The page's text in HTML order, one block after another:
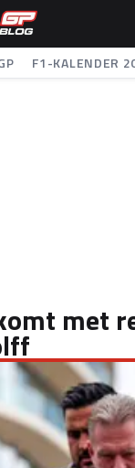
F1-KALENDER
met